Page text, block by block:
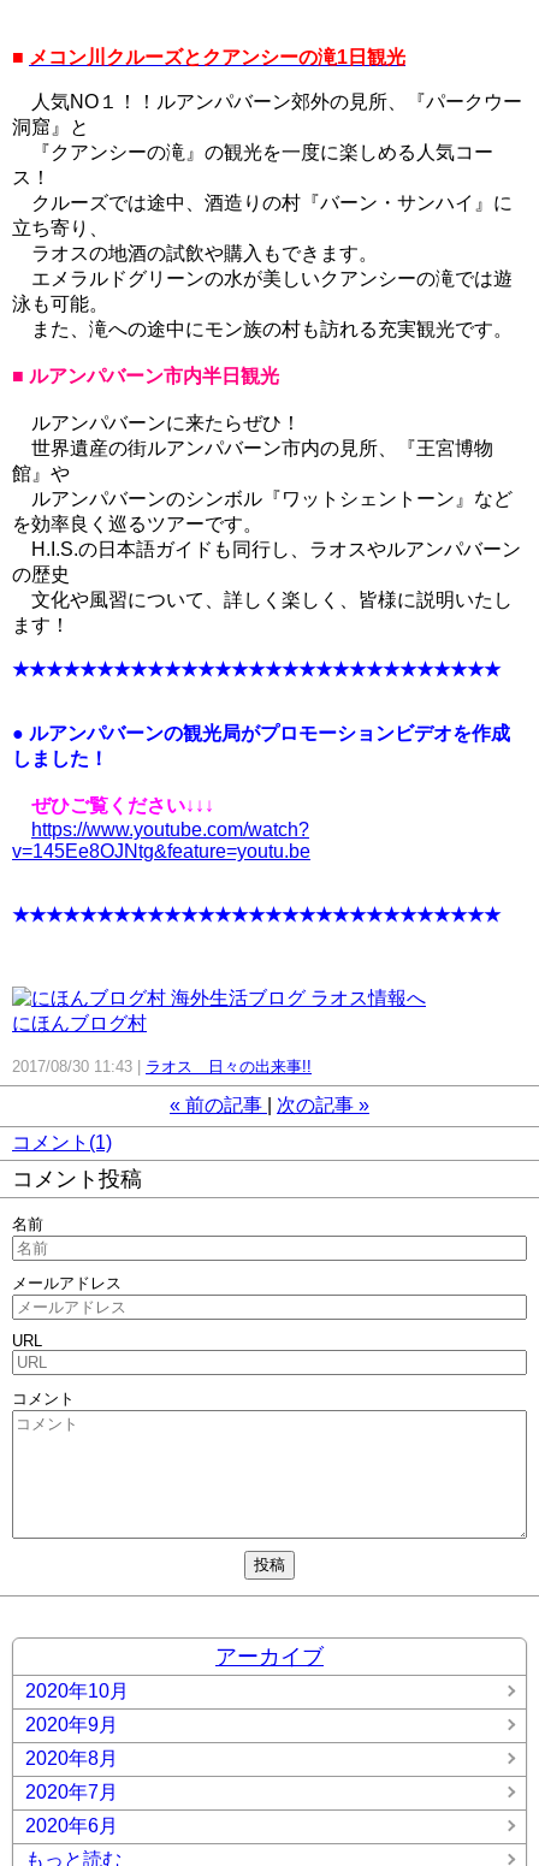
■ メコン川クルーズとクアンシーの滝1日観光
人気NO１！！ルアンパバーン郊外の見所、『パークウー
洞窟』と
『クアンシーの滝』の観光を一度に楽しめる人気コー
ス！
クルーズでは途中、酒造りの村『バーン・サンハイ』に
立ち寄り、
ラオスの地酒の試飲や購入もできます。
エメラルドグリーンの水が美しいクアンシーの滝では遊
泳も可能。
また、滝への途中にモン族の村も訪れる充実観光です。
■ ルアンパバーン市内半日観光
ルアンパバーンに来たらぜひ！
世界遺産の街ルアンパバーン市内の見所、『王宮博物
館』や
ルアンパバーンのシンボル『ワットシェントーン』など
を効率良く巡るツアーです。
H.I.S.の日本語ガイドも同行し、ラオスやルアンパバーン
の歴史
文化や風習について、詳しく楽しく、皆様に説明いたし
ます！
★★★★★★★★★★★★★★★★★★★★★★★★★★★★★
● ルアンパバーンの観光局がプロモーションビデオを作成
しました！
ぜひご覧ください↓↓↓
https://www.youtube.com/watch?
v=145Ee8OJNtg&feature=youtu.be
★★★★★★★★★★★★★★★★★★★★★★★★★★★★★
にほんブログ村
2017/08/30 11:43 ラオス 日々の出来事!!
« 前の記事 次の記事 »
コメント(1)
コメント投稿
名前
メールアドレス
URL
コメント
アーカイブ
2020年10月
2020年9月
2020年8月
2020年7月
2020年6月
もっと読む